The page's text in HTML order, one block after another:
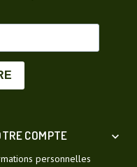
COMPTE 
personnelles